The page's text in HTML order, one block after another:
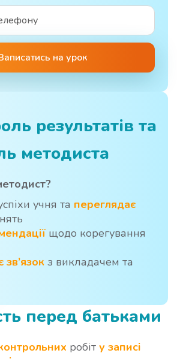
на урок
результатів та
методиста
учня та переглядає
щодо корегування
зв’язок з викладачем та
перед батьками
робіт у записі